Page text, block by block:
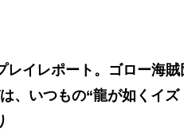
レイレポート。ゴロー海賊
、いつもの“龍が如くイズ